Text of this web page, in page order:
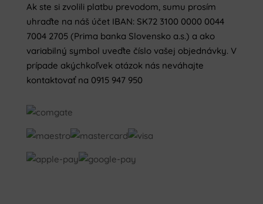
Ak ste si zvolili platbu prevodom, sumu prosím
uhraďte na náš účet IBAN: SK72 3100 0000 0044
7004 2705 (Prima banka Slovensko a.s.) a ako
variabilný symbol uveďte číslo vašej objednávky. V
prípade akýchkoľvek otázok nás neváhajte
kontaktovať na 0915 947 950